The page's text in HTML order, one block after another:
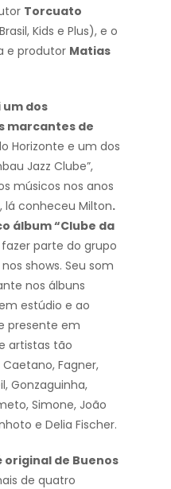
Torcuato
Kids e Plus), e o
e produtor Matias
dos
marcantes de
Horizonte e um dos
Jazz Clube”,
músicos nos anos
lá conheceu Milton.
álbum “Clube da
parte do grupo
shows. Seu som
nos álbuns
estúdio e ao
presente em
artistas tão
Fagner,
Gonzaguinha,
Simone, João
e Delia Fischer.
de Buenos
de quatro